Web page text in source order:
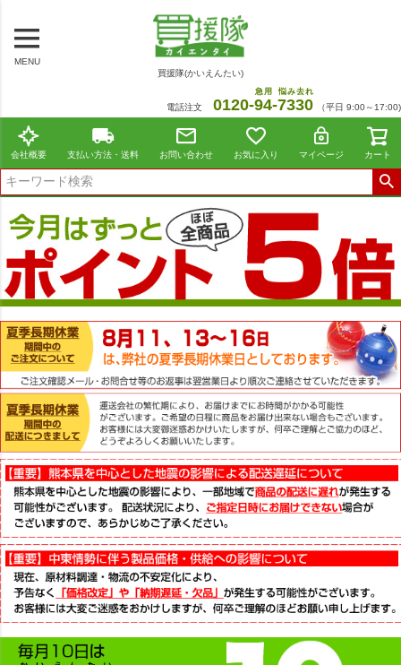
MENU
買援隊(かいえんたい)
電話注文 0120-94
急用
-7330
悩み去れ
（平日 9:00～17:00)
会社概要 支払い方法・送料 お問い合わせ お気に入り マイページ カート